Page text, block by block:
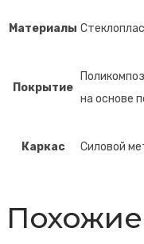
Материалы
Покрытие
на основе
Каркас Силовой